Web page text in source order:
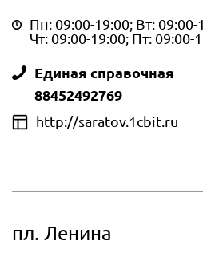
Пн: 09:00-19:00; Вт:
Чт: 09:00-19:00; Пт: 09:00-
Единая справочная
88452492769
http://saratov.1cbit.ru
пл. Ленина